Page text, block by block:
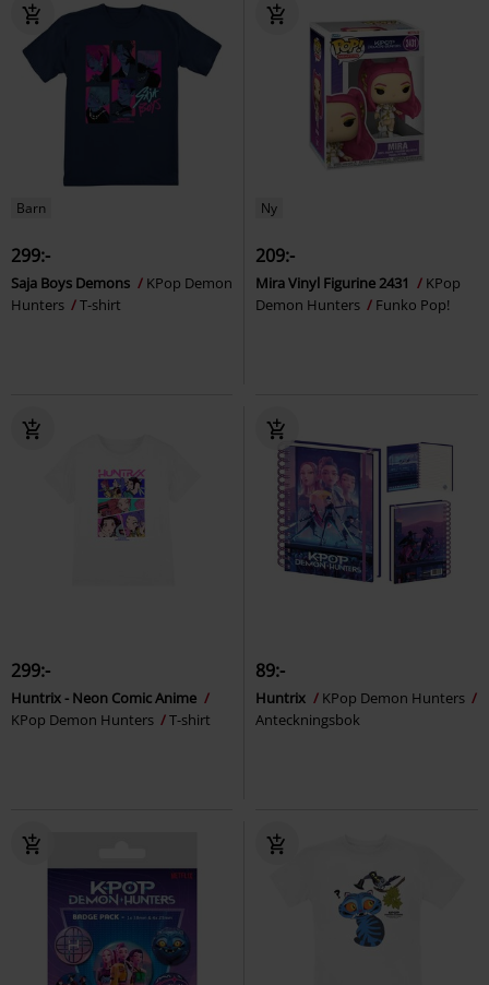
Barn
299:-
Saja Boys Demons
KPop Demon
Hunters
T-shirt
Ny
209:-
Mira Vinyl Figurine 2431
KPop
Demon Hunters
Funko Pop!
299:-
Huntrix - Neon Comic Anime
KPop Demon Hunters
T-shirt
89:-
Huntrix
KPop Demon Hunters
Anteckningsbok